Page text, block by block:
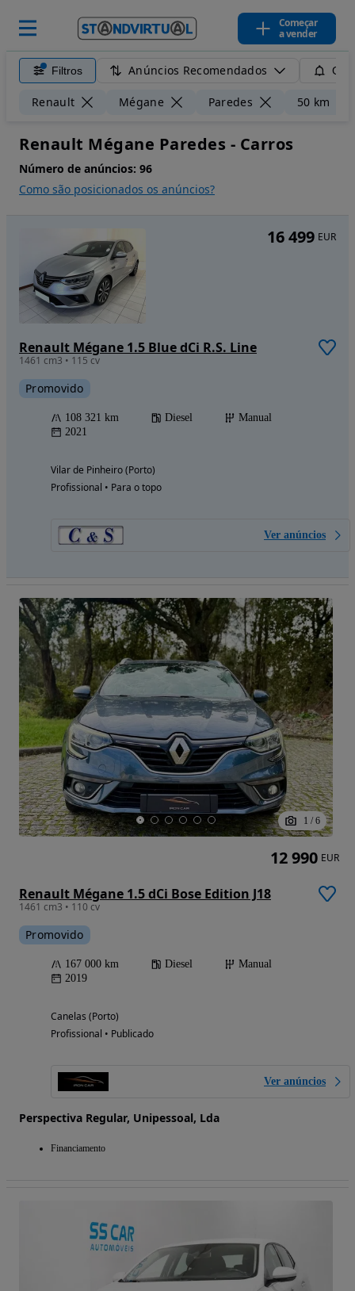
Começar
a vender
Filtros Anúncios Recomendados
Renault Mégane Paredes 50 km
Renault Mégane Paredes - Carros
Número de anúncios: 96
Como são posicionados os anúncios?
Renault Mégane 1.5 Blue dCi R.S. Line
1461 cm3 • 115 cv
Promovido
108 321 km Diesel
Manual
2021
Vilar de Pinheiro (Porto)
Profissional • Para o topo
Ver anúncios
16 499 EUR
1 / 6
Renault Mégane 1.5 dCi Bose Edition J18
1461 cm3 • 110 cv
Promovido
167 000 km Diesel
Manual
2019
Canelas (Porto)
Profissional • Publicado
Ver anúncios
Perspectiva Regular, Unipessoal, Lda
Financiamento
12 990 EUR